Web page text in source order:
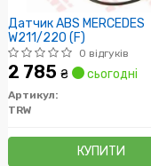
Датчик ABS MERCEDES
W211/220 (F)
0 відгуків
2 785 ₴ сьогодні
Артикул:
TRW
КУПИТИ